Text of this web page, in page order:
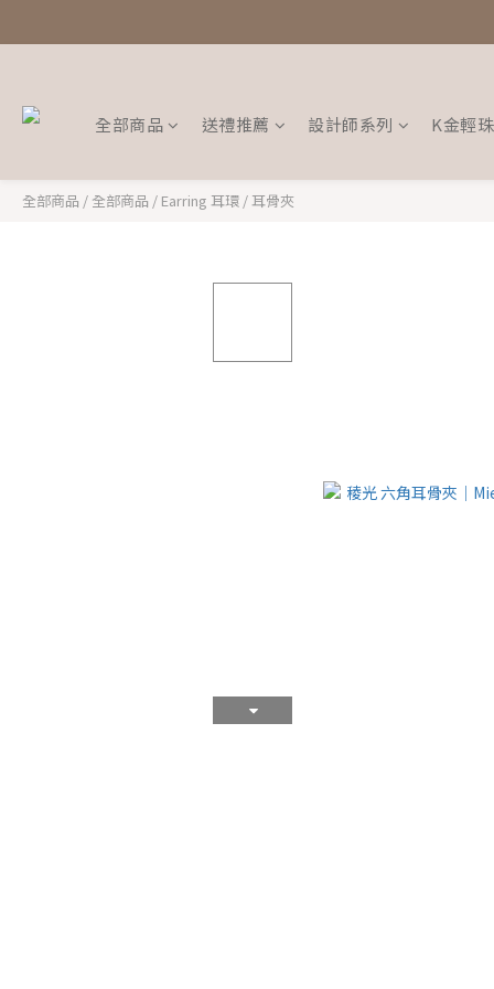
全部商品 送禮推薦 設計師系列 K金輕
全部商品 / 全部商品 / Earring 耳環 /耳骨夾